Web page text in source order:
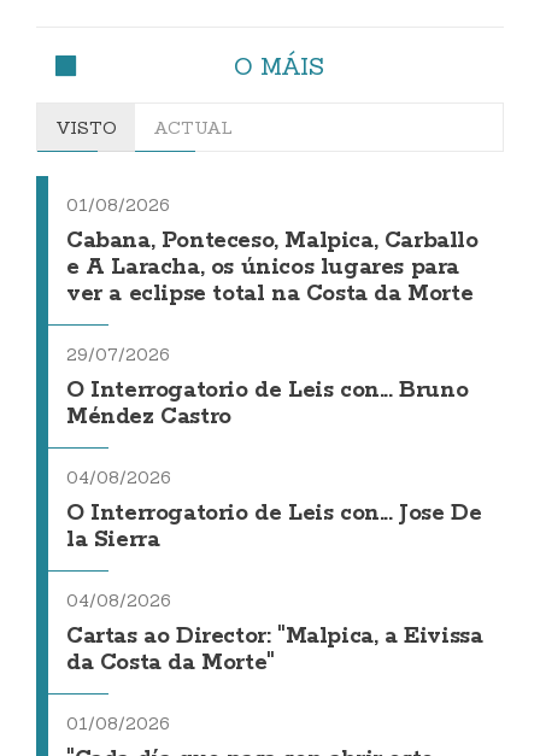
O MÁIS
VISTO ACTUAL
01/08/2026
Cabana, Ponteceso, Malpica, Carballo
e A Laracha, os únicos lugares para
ver a eclipse total na Costa da Morte
29/07/2026
O Interrogatorio de Leis con... Bruno
Méndez Castro
04/08/2026
O Interrogatorio de Leis con... Jose De
la Sierra
04/08/2026
Cartas ao Director: "Malpica, a Eivissa
da Costa da Morte"
01/08/2026